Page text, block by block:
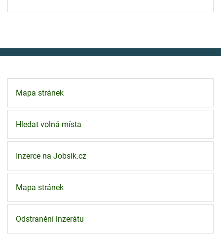
Mapa stránek
Hledat volná místa
Inzerce na Jobsik.cz
Mapa stránek
Odstranění inzerátu